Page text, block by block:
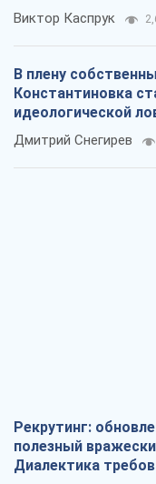
Виктор Каспрук
В плену
Константиновка
идеологической
российских
Дмитрий Снегирев
Рекрутинг:
полезный
Диалектика